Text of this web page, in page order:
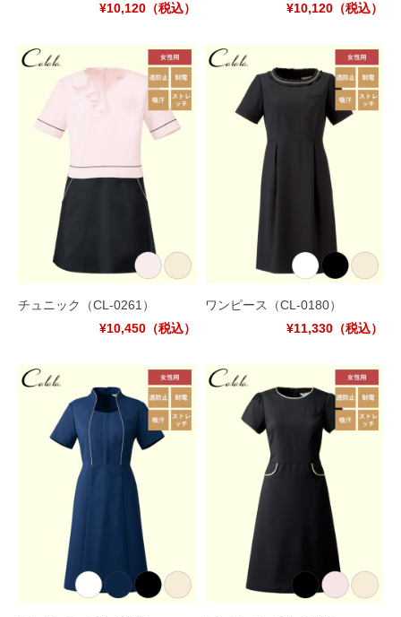
¥10,120 （税込）
¥10,120 （税込）
チュニック
（CL-0261）
¥10,450 （税込）
ワンピース
（CL-0180）
¥11,330 （税込）